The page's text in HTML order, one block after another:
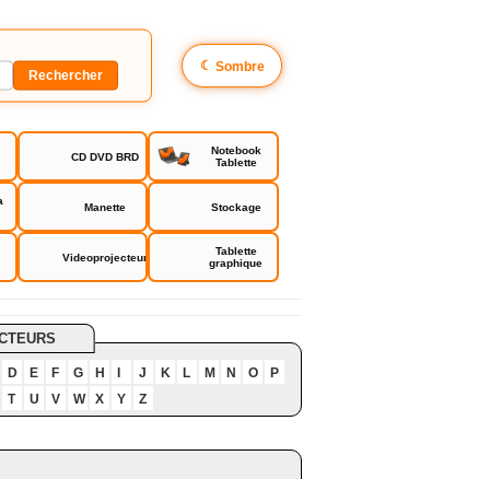
☾ Sombre
CD DVD BRD
Notebook
Tablette
Manette Stockage
Videoprojecteur
Tablette
graphique
D E F G H J K L M N O
P
T
U V W X Y Z